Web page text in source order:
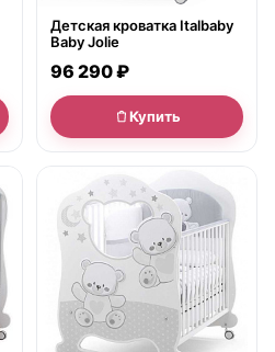
Детская кроватка Italbaby
Baby Jolie
96 290 ₽
Купить
● в наличии